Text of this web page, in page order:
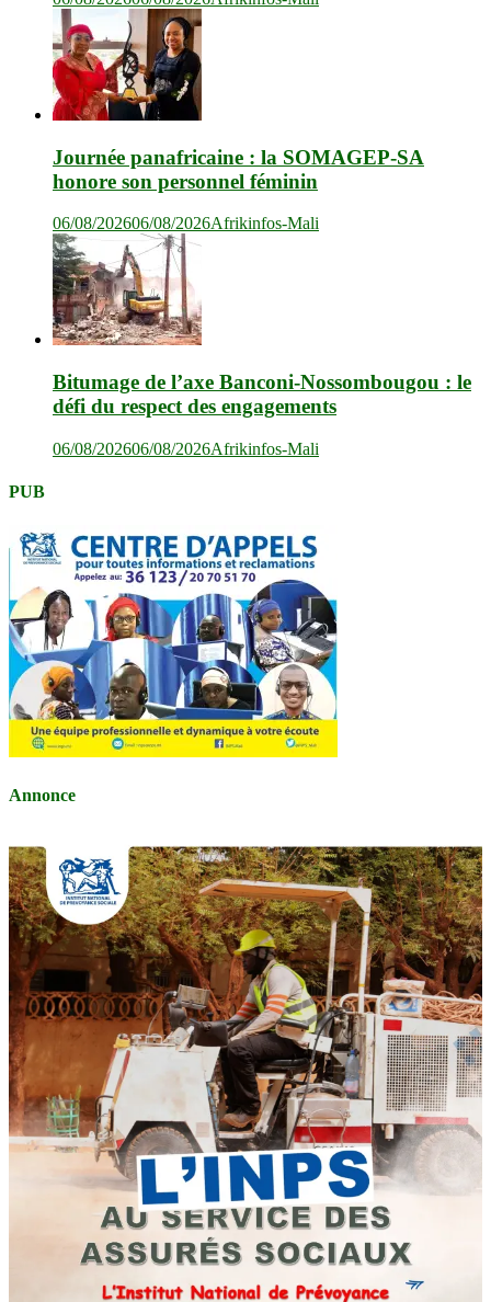
Journée panafricaine : la SOMAGEP-SA
honore son personnel féminin
06/08/202606/08/2026Afrikinfos-Mali
Bitumage de l’axe Banconi-Nossombougou : le
défi du respect des engagements
06/08/202606/08/2026Afrikinfos-Mali
PUB
Annonce